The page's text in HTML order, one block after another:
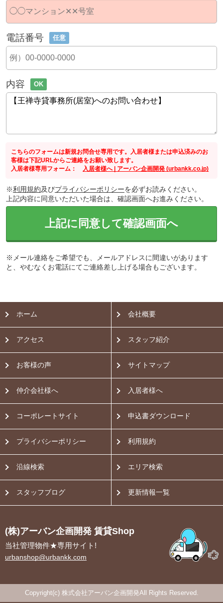
電話番号 任意
内容 OK
こちらのフォームは新規お問合せ専用です。入居者様または申込済みのお
客様は下記URLからご連絡をお願い致します。
入居者様専用フォーム： 入居者様へ | アーバン企画開発 (urbankk.co.jp)
※利用規約及びプライバシーポリシーを必ずお読みください。
上記内容に同意いただいた場合は、確認画面へお進みください。
上記に同意して確認画面へ
※メール連絡をご希望でも、メールアドレスに間違いがあります
と、やむなくお電話にてご連絡差し上げる場合もございます。
ホーム 会社概要
アクセス スタッフ紹介
お客様の声 サイトマップ
仲介会社様へ 入居者様へ
コーポレートサイト 申込書ダウンロード
プライバシーポリシー 利用規約
沿線検索 エリア検索
スタッフブログ 更新情報一覧
(株)アーバン企画開発 賃貸Shop
当社管理物件★専用サイト!
urbanshop@urbankk.com
Copyright(c) 株式会社アーバン企画開発All Rights Reserved.